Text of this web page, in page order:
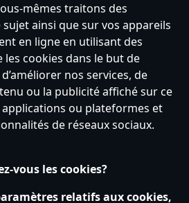
d’utilisation
Trouver un magasin
de la vie privée
relative à la confidentialité
mêmes traitons des
ainsi que sur vos appareils
en ligne en utilisant des
cookies dans le but de
nos services, de
ou la publicité affiché sur ce
applications ou plateformes et
de réseaux sociaux.
vous les cookies?
relatifs aux cookies,